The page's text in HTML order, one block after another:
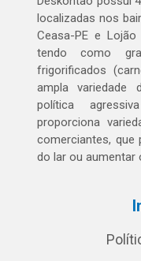
localizadas nos
Ceasa-PE e Lojão
tendo como
frigorificados
ampla variedade
política
proporciona
comerciantes, que
do lar ou aumentar